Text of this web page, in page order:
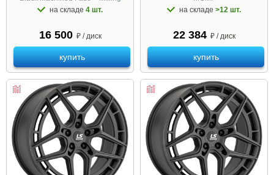
на складе 4 шт.
16 500 ₽ / диск
купить
на складе >12 шт.
22 384 ₽ / диск
купить